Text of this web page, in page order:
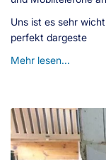
Uns ist es sehr
perfekt dargeste
Mehr lesen...